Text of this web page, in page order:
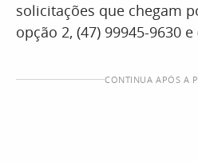
solicitações que chegam
opção 2, (47) 99945-9630 e
CONTINUA APÓS A